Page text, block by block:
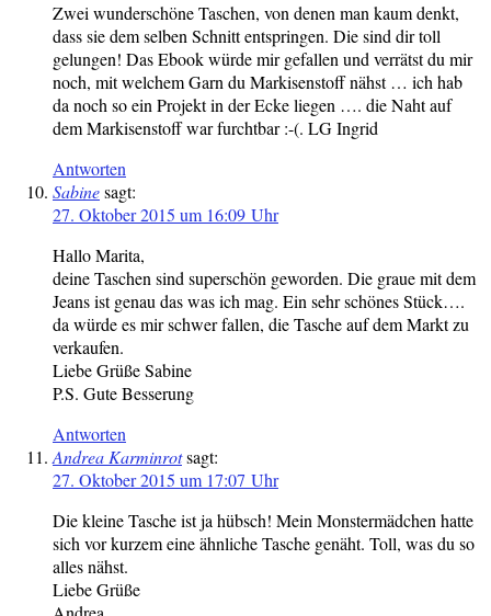
Zwei wunderschöne Taschen, von denen man kaum denkt,
dass sie dem selben Schnitt entspringen. Die sind dir toll
gelungen! Das Ebook würde mir gefallen und verrätst du mir
noch, mit welchem Garn du Markisenstoff nähst … ich hab
da noch so ein Projekt in der Ecke liegen …. die Naht auf
dem Markisenstoff war furchtbar :-(. LG Ingrid
Antworten
Sabinesagt:
27. Oktober 2015 um 16:09 Uhr
Hallo Marita,
deine Taschen sind superschön geworden. Die graue mit dem
Jeans ist genau das was ich mag. Ein sehr schönes Stück….
da würde es mir schwer fallen, die Tasche auf dem Markt zu
verkaufen.
Liebe Grüße Sabine
P.S. Gute Besserung
Antworten
Andrea Karminrotsagt:
27. Oktober 2015 um 17:07 Uhr
Die kleine Tasche ist ja hübsch! Mein Monstermädchen hatte
sich vor kurzem eine ähnliche Tasche genäht. Toll, was du so
alles nähst.
Liebe Grüße